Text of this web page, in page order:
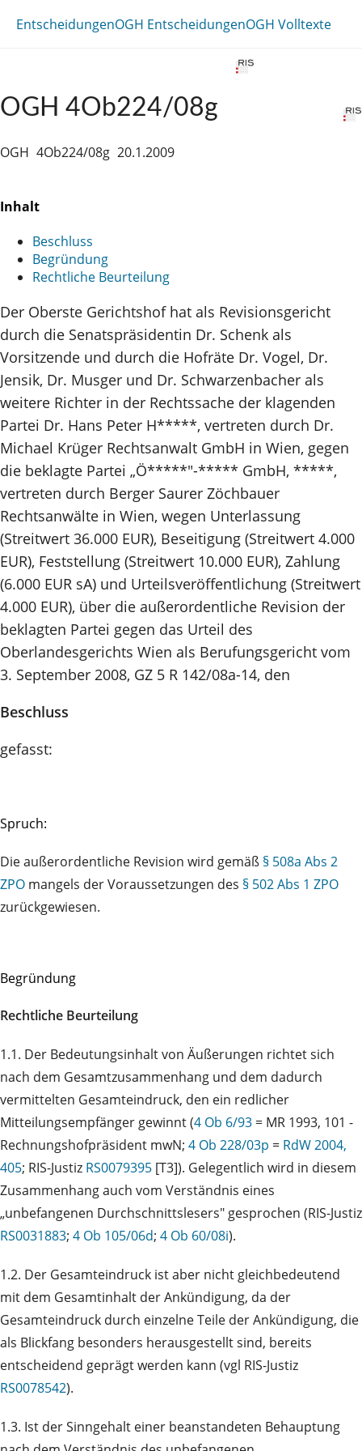
EntscheidungenOGH EntscheidungenOGH Volltexte
OGH 4Ob224/08g
OGH 4Ob224/08g 20.1.2009
Inhalt
Beschluss
Begründung
Rechtliche Beurteilung
Der Oberste Gerichtshof hat als Revisionsgericht
durch die Senatspräsidentin Dr. Schenk als
Vorsitzende und durch die Hofräte Dr. Vogel, Dr.
Jensik, Dr. Musger und Dr. Schwarzenbacher als
weitere Richter in der Rechtssache der klagenden
Partei Dr. Hans Peter H*****, vertreten durch Dr.
Michael Krüger Rechtsanwalt GmbH in Wien, gegen
die beklagte Partei „Ö*****"-***** GmbH, *****,
vertreten durch Berger Saurer Zöchbauer
Rechtsanwälte in Wien, wegen Unterlassung
(Streitwert 36.000 EUR), Beseitigung (Streitwert 4.000
EUR), Feststellung (Streitwert 10.000 EUR), Zahlung
(6.000 EUR sA) und Urteilsveröffentlichung (Streitwert
4.000 EUR), über die außerordentliche Revision der
beklagten Partei gegen das Urteil des
Oberlandesgerichts Wien als Berufungsgericht vom
3. September 2008, GZ 5 R 142/08a-14, den
Beschluss
gefasst:
Spruch:
Die außerordentliche Revision wird gemäß § 508a Abs 2
ZPO mangels der Voraussetzungen des § 502 Abs 1 ZPO
zurückgewiesen.
Begründung
Rechtliche Beurteilung
1.1. Der Bedeutungsinhalt von Äußerungen richtet sich
nach dem Gesamtzusammenhang und dem dadurch
vermittelten Gesamteindruck, den ein redlicher
Mitteilungsempfänger gewinnt (4 Ob 6/93 = MR 1993, 101 -
Rechnungshofpräsident mwN; 4 Ob 228/03p = RdW 2004,
405; RIS-Justiz RS0079395 [T3]). Gelegentlich wird in diesem
Zusammenhang auch vom Verständnis eines
„unbefangenen Durchschnittslesers" gesprochen (RIS-Justiz
RS0031883; 4 Ob 105/06d; 4 Ob 60/08i).
1.2. Der Gesamteindruck ist aber nicht gleichbedeutend
mit dem Gesamtinhalt der Ankündigung, da der
Gesamteindruck durch einzelne Teile der Ankündigung, die
als Blickfang besonders herausgestellt sind, bereits
entscheidend geprägt werden kann (vgl RIS-Justiz
RS0078542).
1.3. Ist der Sinngehalt einer beanstandeten Behauptung